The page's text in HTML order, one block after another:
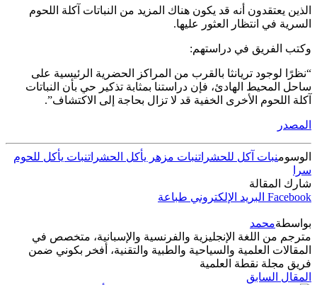
الذين يعتقدون أنه قد يكون هناك المزيد من النباتات آكلة اللحوم
السرية في انتظار العثور عليها.
وكتب الفريق في دراستهم:
“نظرًا لوجود تريانثا بالقرب من المراكز الحضرية الرئيسية على
ساحل المحيط الهادئ، فإن دراستنا بمثابة تذكير حي بأن النباتات
آكلة اللحوم الأخرى الخفية قد لا تزال بحاجة إلى الاكتشاف”.
المصدر
الوسومنبات آكل للحشراتنبات مزهر يأكل الحشراتنبات يأكل للحوم
سرا
شارك المقالة
Facebook البريد الإلكتروني طباعة
بواسطةمحمد
مترجم من اللغة الإنجليزية والفرنسية والإسبانية، متخصص في
المقالات العلمية والسياحية والطبية والتقنية، أفخر بكوني ضمن
فريق مجلة نقطة العلمية
المقال السابق